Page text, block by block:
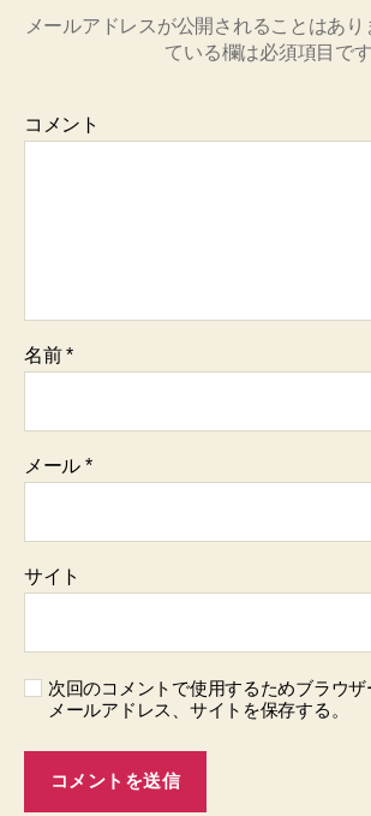
メールアドレスが公開されることはあり
ている欄は必須項目です
コメント
名前*
メール *
サイト
次回のコメントで使用するためブラウザ
メールアドレス、サイトを保存する。